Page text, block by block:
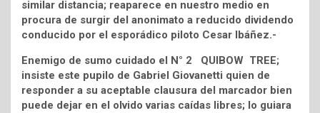
similar distancia; reaparece en nuestro medio en
procura de surgir del anonimato a reducido dividendo
conducido por el esporádico piloto Cesar Ibáñez.-
Enemigo de sumo cuidado el N° 2 QUIBOW TREE;
insiste este pupilo de Gabriel Giovanetti quien de
responder a su aceptable clausura del marcador bien
puede dejar en el olvido varias caídas libres; lo guiara